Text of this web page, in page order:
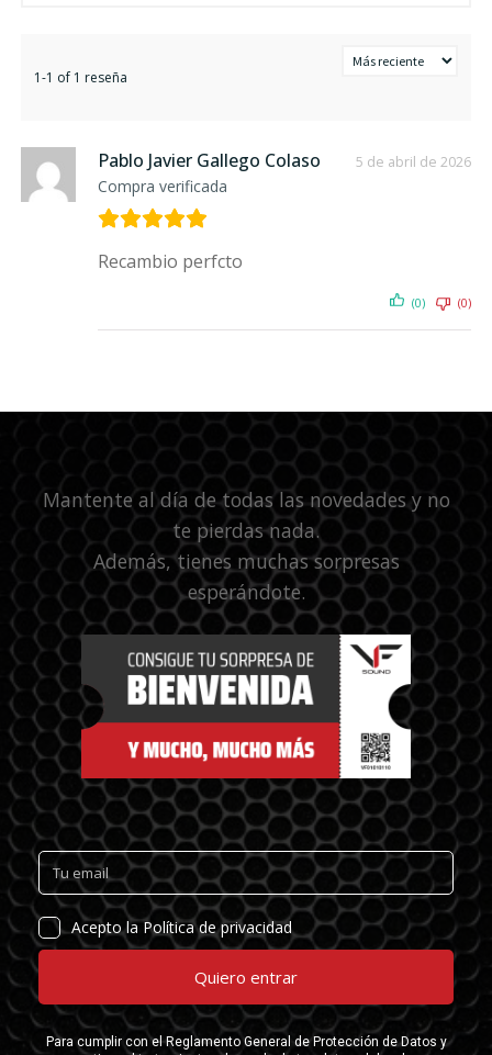
1-1 of 1 reseña
Pablo Javier Gallego Colaso
Compra verificada
5 de abril de 2026
Recambio perfcto
(0) (0)
Mantente al día de todas las novedades y no
te pierdas nada.
Además, tienes muchas sorpresas
esperándote.